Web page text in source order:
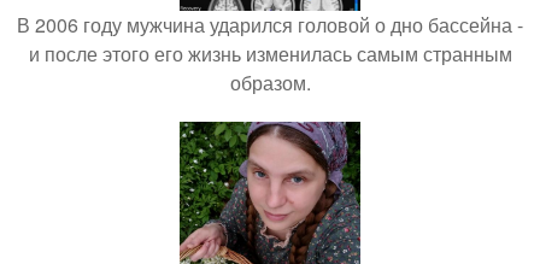
В 2006 году мужчина ударился головой о дно бассейна -
и после этого его жизнь изменилась самым странным
образом.